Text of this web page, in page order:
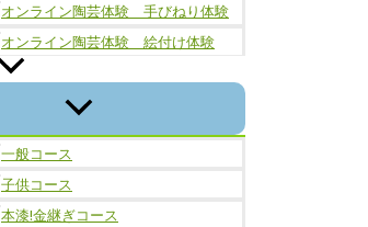
オンライン陶芸体験 手びねり体験
オンライン陶芸体験 絵付け体験
一般コース
子供コース
本漆!金継ぎコース